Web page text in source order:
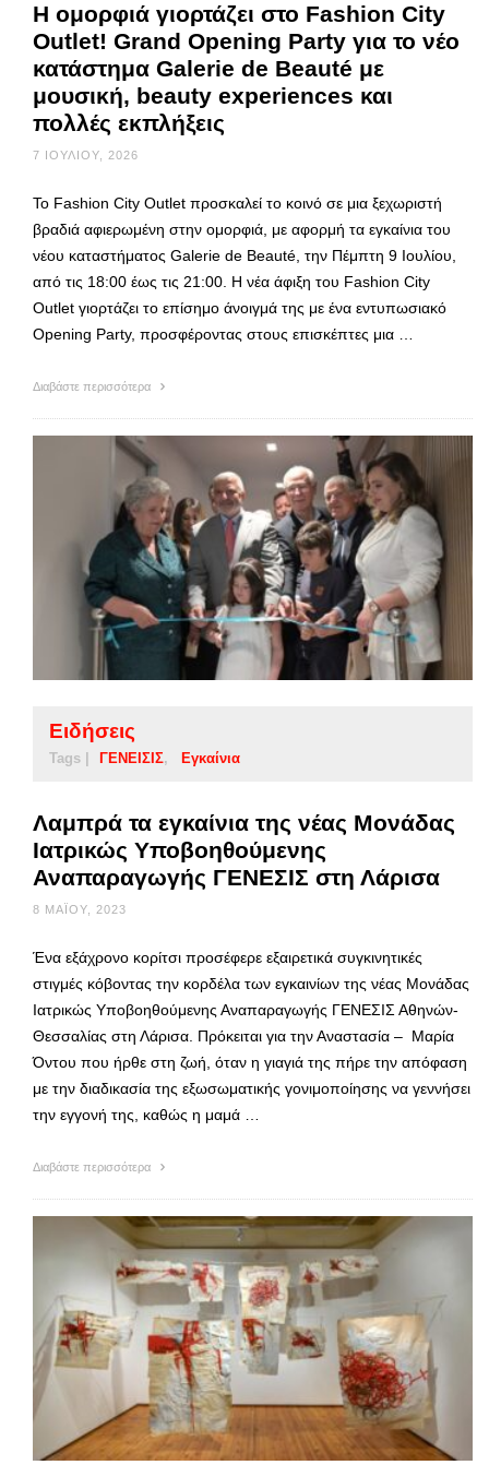
Η ομορφιά γιορτάζει στο Fashion City
Outlet! Grand Opening Party για το νέο
κατάστημα Galerie de Beauté με
μουσική, beauty experiences και
πολλές εκπλήξεις
7 ΙΟΥΛΊΟΥ, 2026
Το Fashion City Outlet προσκαλεί το κοινό σε μια ξεχωριστή
βραδιά αφιερωμένη στην ομορφιά, με αφορμή τα εγκαίνια του
νέου καταστήματος Galerie de Beauté, την Πέμπτη 9 Ιουλίου,
από τις 18:00 έως τις 21:00. Η νέα άφιξη του Fashion City
Outlet γιορτάζει το επίσημο άνοιγμά της με ένα εντυπωσιακό
Opening Party, προσφέροντας στους επισκέπτες μια …
Διαβάστε περισσότερα
Ειδήσεις
Tags | ΓΕΝΕΙΣΙΣ Εγκαίνια
Λαμπρά τα εγκαίνια της νέας Μονάδας
Ιατρικώς Υποβοηθούμενης
Αναπαραγωγής ΓΕΝΕΣΙΣ στη Λάρισα
8 ΜΑΪ́ΟΥ, 2023
Ένα εξάχρονο κορίτσι προσέφερε εξαιρετικά συγκινητικές
στιγμές κόβοντας την κορδέλα των εγκαινίων της νέας Μονάδας
Ιατρικώς Υποβοηθούμενης Αναπαραγωγής ΓΕΝΕΣΙΣ Αθηνών-
Θεσσαλίας στη Λάρισα. Πρόκειται για την Αναστασία – Μαρία
Όντου που ήρθε στη ζωή, όταν η γιαγιά της πήρε την απόφαση
με την διαδικασία της εξωσωματικής γονιμοποίησης να γεννήσει
την εγγονή της, καθώς η μαμά …
Διαβάστε περισσότερα